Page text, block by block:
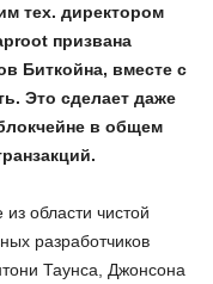
тех. директором
призвана
Биткойна, вместе с
Это сделает даже
в общем
области чистой
разработчиков
Таунса, Джонсона